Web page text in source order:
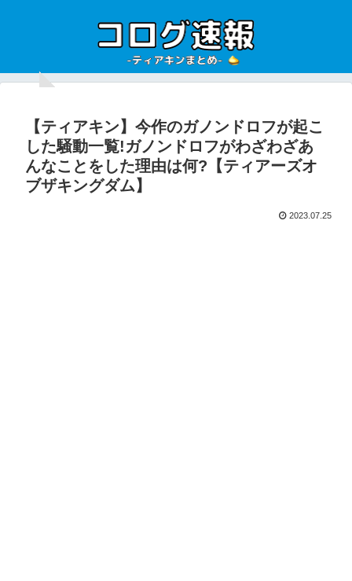
【ティアキン】今作のガノンドロフが起こ
した騒動一覧!ガノンドロフがわざわざあ
んなことをした理由は何?【ティアーズオ
ブザキングダム】
2023.07.25